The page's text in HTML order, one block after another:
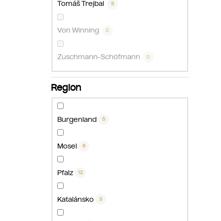
Tomáš Trejbal 5
Von Winning 0
Zuschmann-Schöfmann 0
Region
Burgenland 5
Mosel 6
Pfalz 12
Katalánsko 3